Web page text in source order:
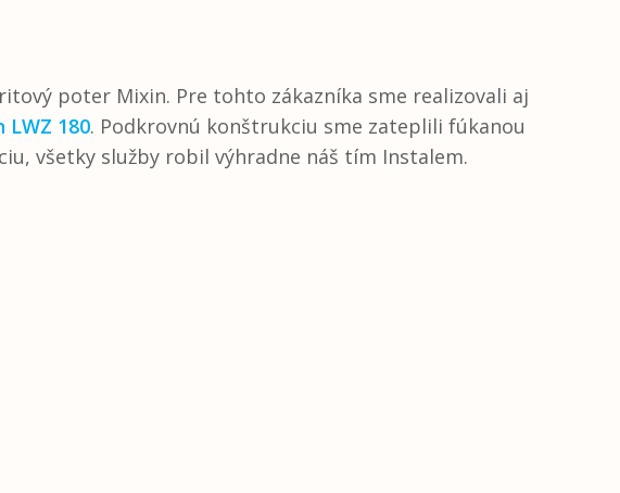
poter Mixin. Pre tohto zákazníka sme realizovali aj
180. Podkrovnú konštrukciu sme zateplili fúkanou
všetky služby robil výhradne náš tím Instalem.